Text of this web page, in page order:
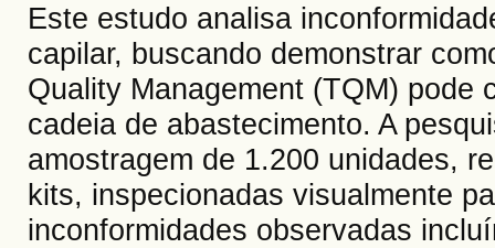
Este estudo analisa
capilar, buscando demonstrar
Quality Management (TQM) pode
cadeia de abastecimento. A
amostragem de 1.200 unidades,
kits, inspecionadas visualmente
inconformidades observadas